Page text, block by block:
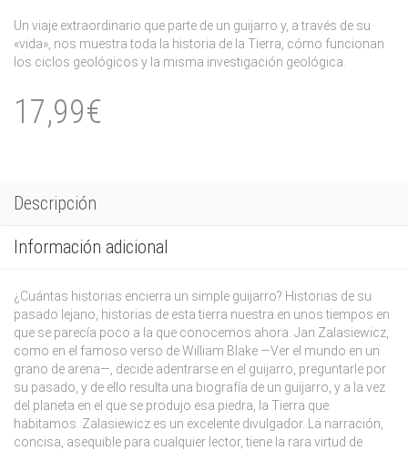
Un viaje extraordinario que parte de un guijarro y, a través de su
«vida», nos muestra toda la historia de la Tierra, cómo funcionan
los ciclos geológicos y la misma investigación geológica.
17,99€
Descripción
Información adicional
¿Cuántas historias encierra un simple guijarro? Historias de su
pasado lejano, historias de esta tierra nuestra en unos tiempos en
que se parecía poco a la que conocemos ahora. Jan Zalasiewicz,
como en el famoso verso de William Blake —Ver el mundo en un
grano de arena—, decide adentrarse en el guijarro, preguntarle por
su pasado, y de ello resulta una biografía de un guijarro, y a la vez
del planeta en el que se produjo esa piedra, la Tierra que
habitamos. Zalasiewicz es un excelente divulgador. La narración,
concisa, asequible para cualquier lector, tiene la rara virtud de